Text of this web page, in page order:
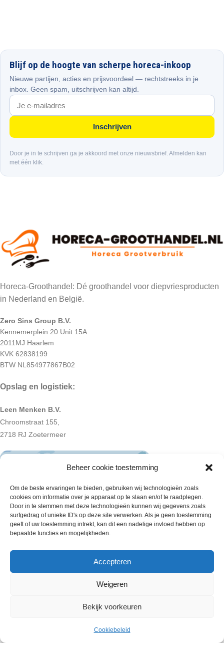
Beheer cookie toestemming
Om de beste ervaringen te bieden, gebruiken wij technologieën zoals
cookies om informatie over je apparaat op te slaan en/of te raadplegen.
Door in te stemmen met deze technologieën kunnen wij gegevens zoals
surfgedrag of unieke ID's op deze site verwerken. Als je geen toestemming
geeft of uw toestemming intrekt, kan dit een nadelige invloed hebben op
bepaalde functies en mogelijkheden.
Accepteren
Weigeren
Bekijk voorkeuren
Cookiebeleid
Blijf op de hoogte van scherpe horeca-inkoop
Nieuwe partijen, acties en prijsvoordeel — rechtstreeks in je
inbox. Geen spam, uitschrijven kan altijd.
Inschrijven
Door je in te schrijven ga je akkoord met onze nieuwsbrief. Afmelden kan
met één klik.
Horeca-Groothandel: Dé groothandel voor diepvriesproducten
in Nederland en België.
Zero Sins Group B.V.
Kennemerplein 20 Unit 15A
2011MJ Haarlem
KVK 62838199
BTW NL854977867B02
Opslag en logistiek:
Leen Menken B.V.
Chroomstraat 155,
2718 RJ Zoetermeer
Algemene voorwaarden
80 Country Roll 70Gram
ex. BTW